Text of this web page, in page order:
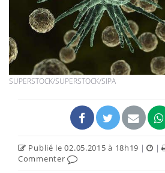
SUPERSTOCK/SUPERSTOCK/SIPA
Publié le 02.05.2015 à 18h19 | |
Commenter